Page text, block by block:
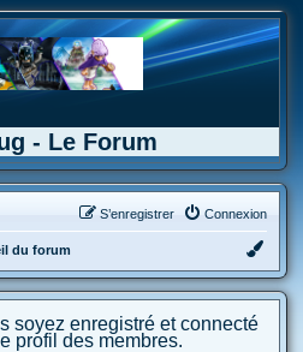
- Le Forum
Connexion
S’enregistrer
du forum
soyez enregistré et connecté
profil des membres.